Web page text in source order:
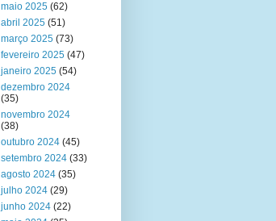
maio 2025 (62)
abril 2025 (51)
março 2025 (73)
fevereiro 2025 (47)
janeiro 2025 (54)
dezembro 2024
(35)
novembro 2024
(38)
outubro 2024 (45)
setembro 2024 (33)
agosto 2024 (35)
julho 2024 (29)
junho 2024 (22)